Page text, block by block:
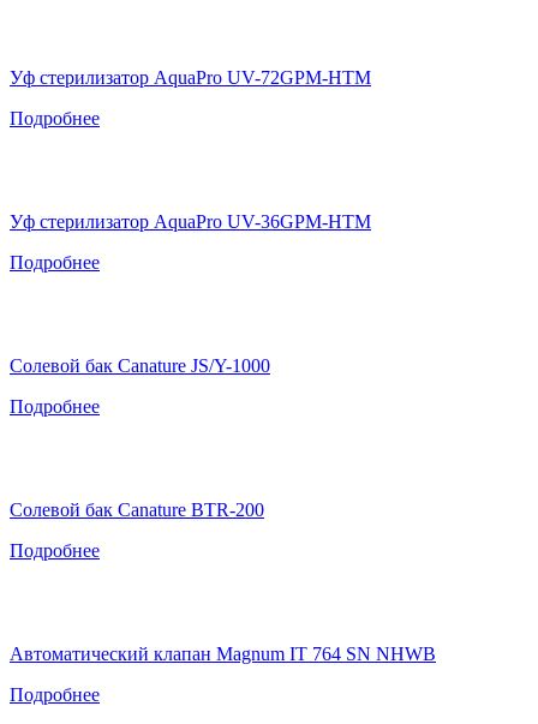
Уф стерилизатор AquaPro UV-72GPM-HTM
Подробнее
Уф стерилизатор AquaPro UV-36GPM-HTM
Подробнее
Солевой бак Canature JS/Y-1000
Подробнее
Солевой бак Canature BTR-200
Подробнее
Автоматический клапан Magnum IT 764 SN NHWB
Подробнее